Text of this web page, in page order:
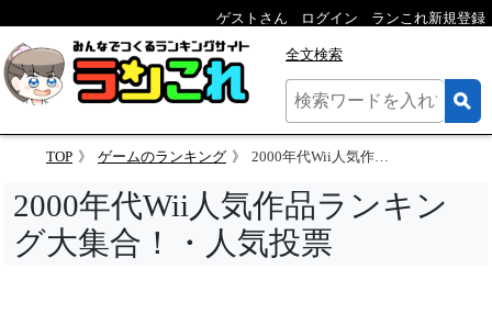
ゲストさん ログイン ランこれ新規登録
全文検索
TOP ゲームのランキング 2000年代Wii人気作品ランキング大集合！・人気投票
2000年代Wii人気作品ランキン
グ大集合！・人気投票